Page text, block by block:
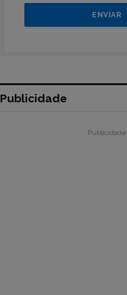
Publicidade
Publicidade